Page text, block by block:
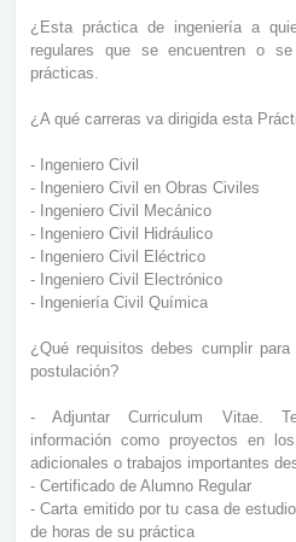
¿Esta práctica de ingeniería a
regulares que se encuentren o
prácticas.
¿A qué carreras va dirigida esta
- Ingeniero Civil
- Ingeniero Civil en Obras Civiles
- Ingeniero Civil Mecánico
- Ingeniero Civil Hidráulico
- Ingeniero Civil Eléctrico
- Ingeniero Civil Electrónico
- Ingeniería Civil Química
¿Qué requisitos debes cumplir
postulación?
- Adjuntar Curriculum Vitae. Te
información como proyectos en
adicionales o trabajos importantes
- Certificado de Alumno Regular
- Carta emitido por tu casa de
de horas de su práctica